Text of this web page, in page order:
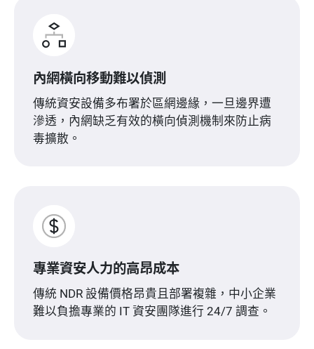
內網橫向移動難以偵測
傳統資安設備多布署於區網邊緣，一旦邊界遭
滲透，內網缺乏有效的橫向偵測機制來防止病
毒擴散。
專業資安人力的高昂成本
傳統 NDR 設備價格昂貴且部署複雜，中小企業
難以負擔專業的 IT 資安團隊進行 24/7 調查。